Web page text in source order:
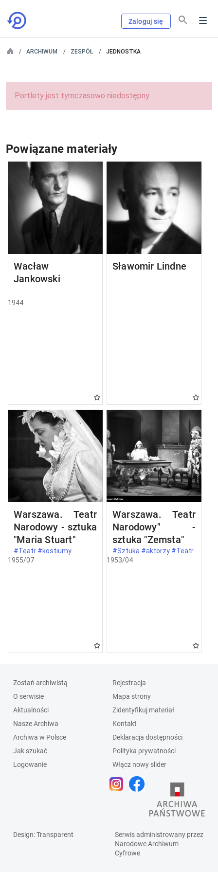
Zaloguj się
ARCHIWUM ZESPÓŁ JEDNOSTKA
Portlety jest tymczasowo niedostępny.
Powiązane materiały
Wacław
Jankowski
1944
Sławomir Lindner
Warszawa. Teatr
Narodowy - sztuka
"Maria Stuart"
#Teatr #kostiumy
1955/07
Warszawa. Teatr
Narodowy" -
sztuka "Zemsta"
#Sztuka #aktorzy #Teatr
1953/04
Zostań archiwistą
O serwisie
Aktualności
Nasze Archiwa
Archiwa w Polsce
Jak szukać
Logowanie
Rejestracja
Mapa strony
Zidentyfikuj materiał
Kontakt
Deklaracja dostępności
Polityka prywatności
Włącz nowy slider
Design: Transparent
Serwis administrowany przez
Narodowe Archiwum
Cyfrowe